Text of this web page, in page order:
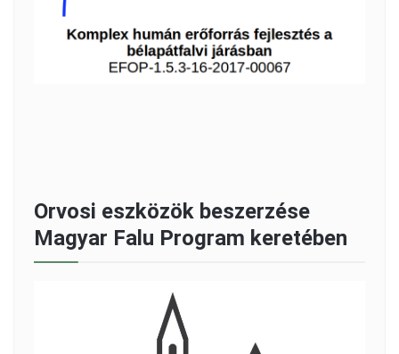
Orvosi eszközök beszerzése
Magyar Falu Program keretében